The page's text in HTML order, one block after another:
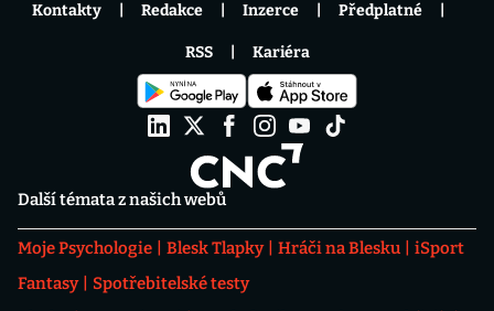
Další témata z našich webů
Moje Psychologie Blesk Tlapky Hráči na Blesku
iSport
Fantasy
Spotřebitelské testy
Kontakty Redakce Inzerce Předplatné
RSS Kariéra